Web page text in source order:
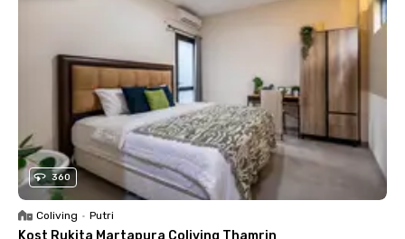
360
Coliving • Putri
Kost Rukita Martapura Coliving Thamrin